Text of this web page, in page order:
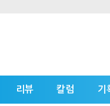
리뷰 칼럼 기